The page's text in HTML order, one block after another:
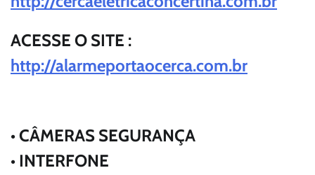
ACESSE O SITE :
http://alarmeportaocerca.com.br
• CÂMERAS SEGURANÇA
• INTERFONE